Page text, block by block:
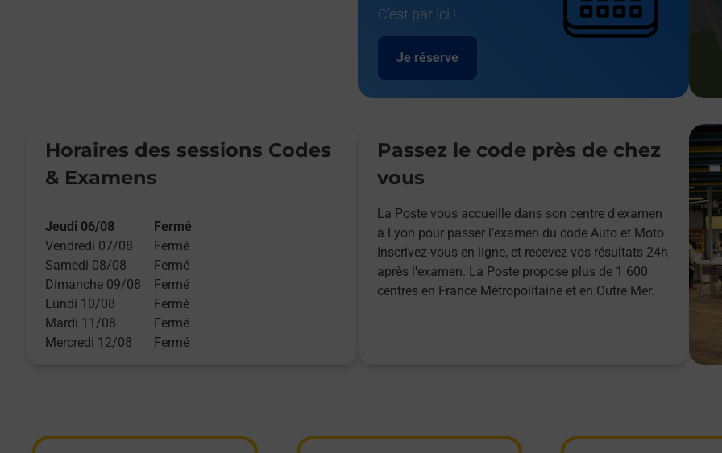
C'est par ici !
Je réserve
Horaires des sessions Codes
& Examens
Jeudi 06/08
Fermé
Vendredi 07/08
Fermé
Samedi 08/08
Fermé
Dimanche 09/08
Fermé
Lundi 10/08
Fermé
Mardi 11/08
Fermé
Mercredi 12/08
Fermé
Passez le code près de chez
vous
La Poste vous accueille dans son centre d'examen
à Lyon pour passer l’examen du code Auto et Moto.
Inscrivez-vous en ligne, et recevez vos résultats 24h
après l'examen. La Poste propose plus de 1 600
centres en France Métropolitaine et en Outre Mer.